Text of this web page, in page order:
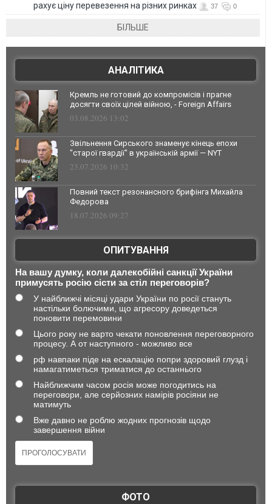
рахує ціну перевезення на різних ринках
37 0
БІЛЬШЕ
АНАЛІТИКА
Кремль не готовий до компромісів і прагне
досягти своїх цілей війною, - Foreign Affairs
03.08.2026 13:02
Звільнення Сирського знаменує кінець епохи
"старої гвардії" в українській армії — NYT
23.07.2026 10:32
Повний текст резонансного брифінга Михайла
Федорова
18.07.2026 09:27
ОПИТУВАННЯ
На вашу думку, коли далекобійні санкції України
примусять росію сісти за стіл переговорів?
У найближчі місяці удари України по росії стануть
настільки болючими, що агресору доведеться
поновити перемовини
Цього року не варто чекати поновлення переговорного
процесу. А от наступного - можливо все
рф навпаки піде на ескалацію попри здоровий глузд і
намагатиметься триматися до останнього
Найближчим часом росія може погодитись на
переговори, але серйозних намірів росіяни не
матимуть
Вже давно не роблю жодних прогнозів щодо
завершення війни
ФОТО